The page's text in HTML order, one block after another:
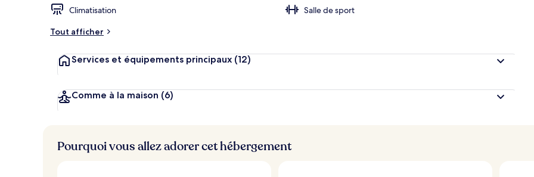
Climatisation
Salle de sport
Tout afficher
Services et équipements principaux (12)
Comme à la maison (6)
Pourquoi vous allez adorer cet hébergement